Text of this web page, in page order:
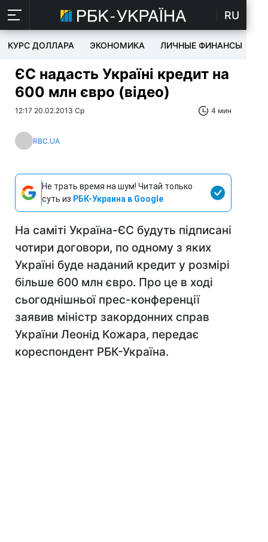
RU
КУРС ДОЛЛАРА ЭКОНОМИКА ЛИЧНЫЕ ФИНАНСЫ
ЄС надасть Україні кредит на
600 млн євро (відео)
12:17 20.02.2013 Ср 4 мин
RBC.UA
Не трать время на шум! Читай только
суть из РБК-Украина в Google
На саміті Україна-ЄС будуть підписані
чотири договори, по одному з яких
Україні буде наданий кредит у розмірі
більше 600 млн євро. Про це в ході
сьогоднішньої прес-конференції
заявив міністр закордонних справ
України Леонід Кожара, передає
кореспондент РБК-Україна.